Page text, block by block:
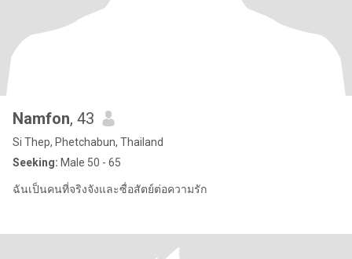
Namfon, 43
Si Thep, Phetchabun, Thailand
Seeking: Male 50 - 65
ฉันเป็นคนที่จริงจังและซื่อสัตย์ต่อความรัก